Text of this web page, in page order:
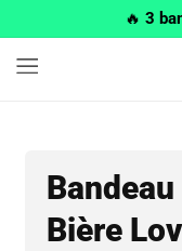
au
🔥 3
Bière